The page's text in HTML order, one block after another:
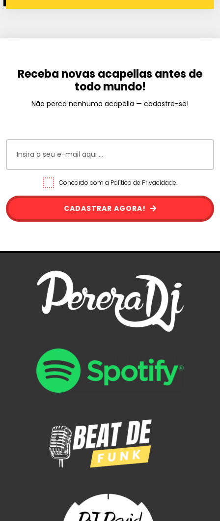
Receba novas acapellas antes de
todo mundo!
Não perca nenhuma acapella — cadastre-se!
Concordo com a Política de Privacidade.
CADASTRAR AGORA!